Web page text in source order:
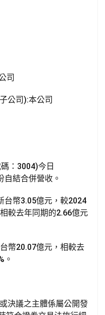
司
公司):本公司
：3004)今日
結合併營收。
台幣3.05億元，較2024
較去年同期的2.66億元
幣20.07億元，相較去
。
決議之主體係屬公開發